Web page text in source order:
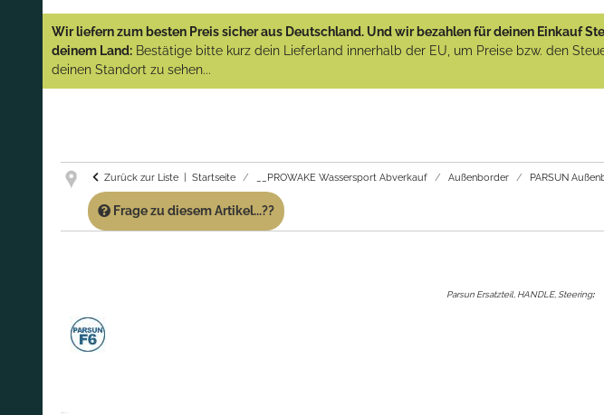
(Abverkauf)!
GARANTIE UND SERVICE:
Artikeln einfach an!
Wir liefern zum besten Preis sicher aus Deutschland. Und wir bezahlen für deinen Einkauf
deinem Land: Bestätige bitte kurz dein Lieferland innerhalb der EU, um Preise bzw. den
deinen Standort zu sehen...
Zurück zur Liste Startseite __PROWAKE Wassersport Abverkauf Außenborder PARSUN
Frage zu diesem Artikel...??
Parsun Ersatzteil, HANDLE, Steering: